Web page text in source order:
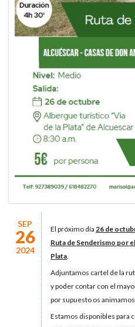
SEP
26
2024
El próximo día 26 de
Ruta de Senderismo por
Plata.
Adjuntamos cartel de la
y poder contar con el
por supuesto os
Estamos disponibles para